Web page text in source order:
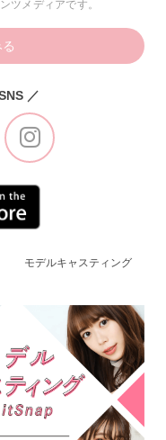
ツメディアです。
／
モデルキャスティング